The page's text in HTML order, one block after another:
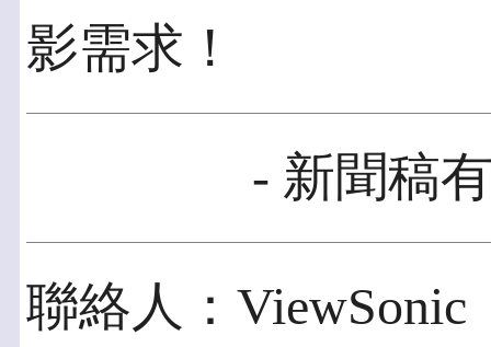
影需求！
- 新聞稿
聯絡人：ViewSonic